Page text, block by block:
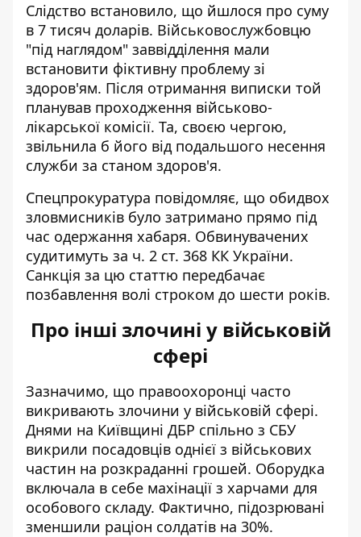
Слідство встановило, що йшлося про суму
в 7 тисяч доларів. Військовослужбовцю
"під наглядом" заввідділення мали
встановити фіктивну проблему зі
здоров'ям. Після отримання виписки той
планував проходження військово-
лікарської комісії. Та, своєю чергою,
звільнила б його від подальшого несення
служби за станом здоров'я.
Спецпрокуратура повідомляє, що обидвох
зловмисників було затримано прямо під
час одержання хабаря. Обвинувачених
судитимуть за ч. 2 ст. 368 КК України.
Санкція за цю статтю передбачає
позбавлення волі строком до шести років.
Про інші злочині у військовій
сфері
Зазначимо, що правоохоронці часто
викривають злочини у військовій сфері.
Днями на Київщині ДБР спільно з СБУ
викрили посадовців однієї з військових
частин на розкраданні грошей. Оборудка
включала в себе махінації з харчами для
особового складу. Фактично, підозрювані
зменшили раціон солдатів на 30%.